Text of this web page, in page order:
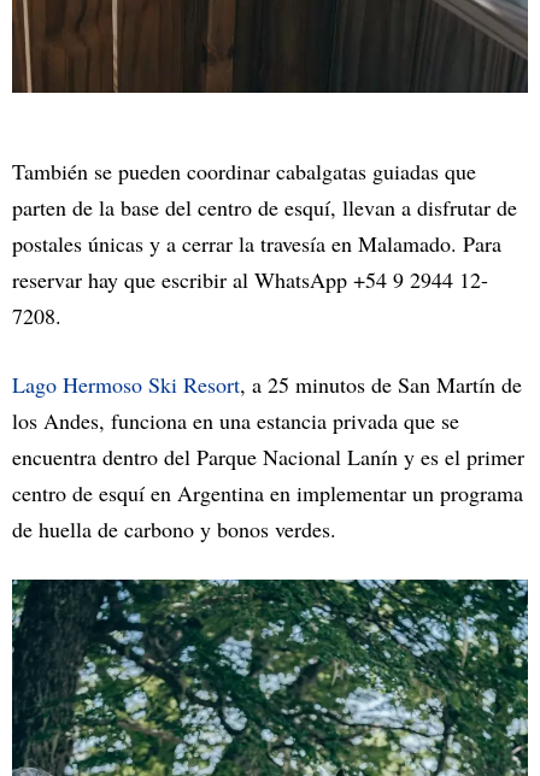
También se pueden coordinar cabalgatas guiadas que
parten de la base del centro de esquí, llevan a disfrutar de
postales únicas y a cerrar la travesía en Malamado. Para
reservar hay que escribir al WhatsApp +54 9 2944 12-
7208.
Lago Hermoso Ski Resort, a 25 minutos de San Martín de
los Andes, funciona en una estancia privada que se
encuentra dentro del Parque Nacional Lanín y es el primer
centro de esquí en Argentina en implementar un programa
de huella de carbono y bonos verdes.